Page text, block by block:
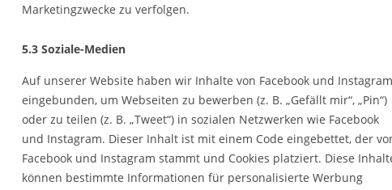
Marketingzwecke zu verfolgen.
5.3 Soziale-Medien
Auf unserer Website haben wir Inhalte von Facebook und Instagram
eingebunden, um Webseiten zu bewerben (z. B. „Gefällt mir“, „Pin“)
oder zu teilen (z. B. „Tweet“) in sozialen Netzwerken wie Facebook
und Instagram. Dieser Inhalt ist mit einem Code eingebettet, der
Facebook und Instagram stammt und Cookies platziert. Diese
können bestimmte Informationen für personalisierte Werbung